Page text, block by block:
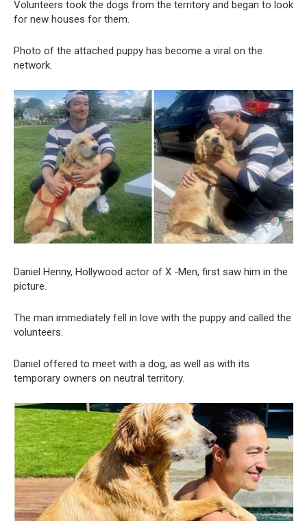
Volunteers took the dogs from the territory and began to look
for new houses for them.
Photo of the attached puppy has become a viral on the
network.
Daniel Henny, Hollywood actor of X -Men, first saw him in the
picture.
The man immediately fell in love with the puppy and called the
volunteers.
Daniel offered to meet with a dog, as well as with its
temporary owners on neutral territory.